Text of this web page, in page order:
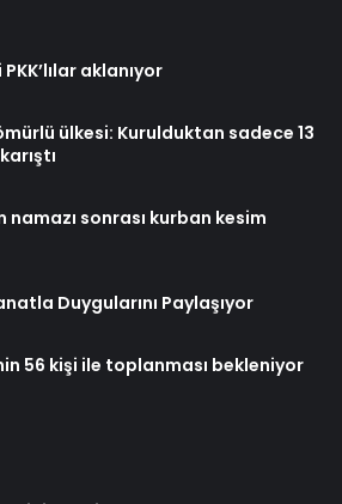
aklanıyor
ülkesi: Kurulduktan sadece 13
sonrası kurban kesim
Duygularını Paylaşıyor
56 kişi ile toplanması bekleniyor